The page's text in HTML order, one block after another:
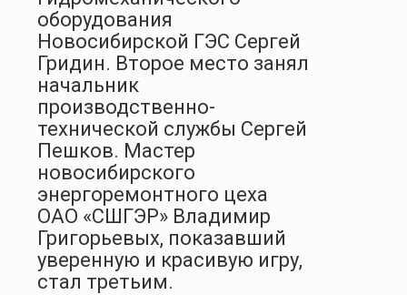
оборудования
Новосибирской ГЭС Сергей
Гридин. Второе место занял
начальник
производственно-
технической службы Сергей
Пешков. Мастер
новосибирского
энергоремонтного цеха
ОАО «СШГЭР» Владимир
Григорьевых, показавший
уверенную и красивую игру,
стал третьим.